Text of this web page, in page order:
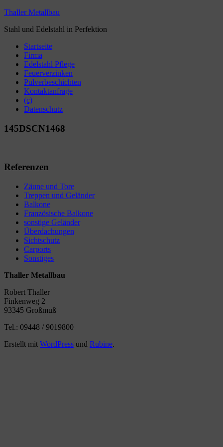
Thaller Metallbau
Stahl und Edelstahl in Perfektion
Startseite
Firma
Edelstahl Pflege
Feuerverzinken
Pulverbeschichten
Kontaktanfrage
(c)
Datenschutz
145DSCN1468
Referenzen
Zäune und Tore
Treppen und Geländer
Balkone
Französische Balkone
sonstige Geländer
Überdachungen
Sichtschutz
Carports
Sonstiges
Thaller Metallbau
Robert Thaller
Finkenweg 2
93345 Großmuß
Tel.: 09448 / 9019800
Erstellt mit WordPress und Rubine.